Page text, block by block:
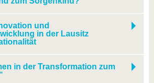
und
in der Lausitz
in der Transformation zum